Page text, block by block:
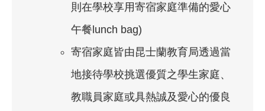
則在學校享用寄宿家庭準備的愛心
午餐lunch bag)
寄宿家庭皆由昆士蘭教育局透過當
地接待學校挑選優質之學生家庭、
教職員家庭或具熱誠及愛心的優良